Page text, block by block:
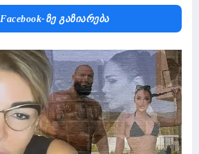
Facebook-Ზე Გაზიარება